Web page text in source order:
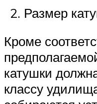
Размер
Кроме
катушки
классу